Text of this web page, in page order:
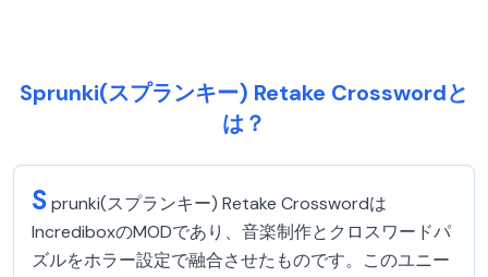
Sprunki(スプランキー) Retake Crosswordと
は？
Sprunki(スプランキー) Retake Crosswordは
IncrediboxのMODであり、音楽制作とクロスワードパ
ズルをホラー設定で融合させたものです。このユニー